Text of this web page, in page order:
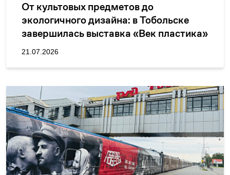
От культовых предметов до
экологичного дизайна: в Тобольске
завершилась выставка «Век пластика»
21.07.2026